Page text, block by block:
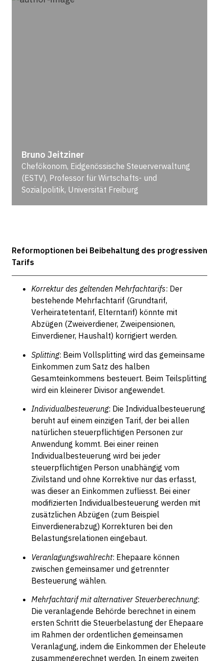
Bruno Jeitziner
Chefökonom, Eidgenössische Steuerverwaltung
(ESTV), Professor für Wirtschafts- und
Sozialpolitik, Universität Freiburg
Reformoptionen bei Beibehaltung des progressiven
Tarifs
Korrektur des geltenden Mehrfachtarifs: Der
bestehende Mehrfachtarif (Grundtarif,
Verheiratetentarif, Elterntarif) könnte mit
Abzügen (Zweiverdiener, Zweipensionen,
Einverdiener, Haushalt) korrigiert werden.
Splitting: Beim Vollsplitting wird das gemeinsame
Einkommen zum Satz des halben
Gesamteinkommens besteuert. Beim Teilsplitting
wird ein kleinerer Divisor angewendet.
Individualbesteuerung: Die Individualbesteuerung
beruht auf einem einzigen Tarif, der bei allen
natürlichen steuerpflichtigen Personen zur
Anwendung kommt. Bei einer reinen
Individualbesteuerung wird bei jeder
steuerpflichtigen Person unabhängig vom
Zivilstand und ohne Korrektive nur das erfasst,
was dieser an Einkommen zufliesst. Bei einer
modifizierten Individualbesteuerung werden mit
zusätzlichen Abzügen (zum Beispiel
Einverdienerabzug) Korrekturen bei den
Belastungsrelationen eingebaut.
Veranlagungswahlrecht: Ehepaare können
zwischen gemeinsamer und getrennter
Besteuerung wählen.
Mehrfachtarif mit alternativer Steuerberechnung:
Die veranlagende Behörde berechnet in einem
ersten Schritt die Steuerbelastung der Ehepaare
im Rahmen der ordentlichen gemeinsamen
Veranlagung, indem die Einkommen der Eheleute
zusammengerechnet werden. In einem zweiten